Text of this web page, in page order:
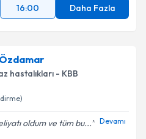
16:00 Daha Fazla
hastalıkları - KBB
oldum ve tüm bu... Devamı